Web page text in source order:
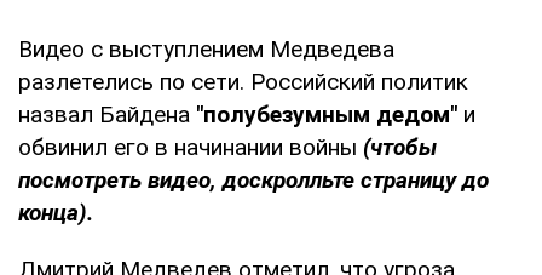
Видео с выступлением Медведева
разлетелись по сети. Российский политик
назвал Байдена "полубезумным дедом" и
обвинил его в начинании войны (чтобы
посмотреть видео, доскролльте страницу до
конца).
Дмитрий Медведев отметил, что угроза